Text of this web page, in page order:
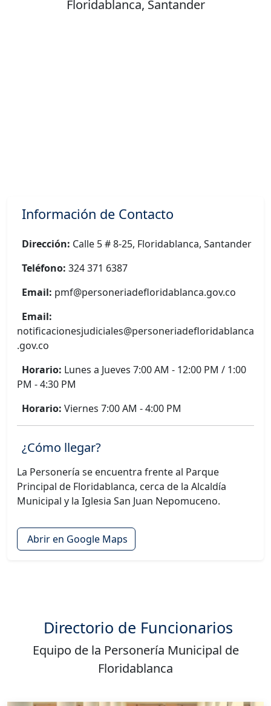
Floridablanca, Santander
Información de Contacto
Dirección: Calle 5 # 8-25, Floridablanca, Santander
Teléfono: 324 371 6387
Email: pmf@personeriadefloridablanca.gov.co
Email:
notificacionesjudiciales@personeriadefloridablanca
.gov.co
Horario: Lunes a Jueves 7:00 AM - 12:00 PM / 1:00
PM - 4:30 PM
Horario: Viernes 7:00 AM - 4:00 PM
¿Cómo llegar?
La Personería se encuentra frente al Parque
Principal de Floridablanca, cerca de la Alcaldía
Municipal y la Iglesia San Juan Nepomuceno.
Abrir en Google Maps
Directorio de Funcionarios
Equipo de la Personería Municipal de
Floridablanca